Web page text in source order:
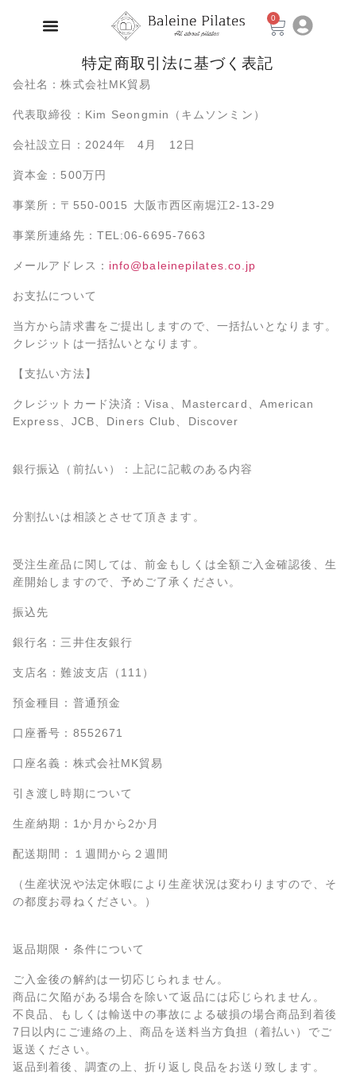
0
特定商取引法に基づく表記
会社名：株式会社MK貿易
代表取締役：Kim Seongmin（キムソンミン）
会社設立日：2024年 4月 12日
資本金：500万円
事業所：〒550-0015 大阪市西区南堀江2-13-29
事業所連絡先：TEL:06-6695-7663
メールアドレス： info@baleinepilates.co.jp
お支払について
当方から請求書をご提出しますので、一括払いとなります。
クレジットは一括払いとなります。
【支払い方法】
クレジットカード決済：Visa、Mastercard、American
Express、JCB、Diners Club、Discover
銀行振込（前払い）：上記に記載のある内容
分割払いは相談とさせて頂きます。
受注生産品に関しては、前金もしくは全額ご入金確認後、生
産開始しますので、予めご了承ください。
振込先
銀行名：三井住友銀行
支店名：難波支店（111）
預金種目：普通預金
口座番号：8552671
口座名義：株式会社MK貿易
引き渡し時期について
生産納期：1か月から2か月
配送期間：１週間から２週間
（生産状況や法定休暇により生産状況は変わりますので、そ
の都度お尋ねください。）
返品期限・条件について
ご入金後の解約は一切応じられません。
商品に欠陥がある場合を除いて返品には応じられません。
不良品、もしくは輸送中の事故による破損の場合商品到着後
7日以内にご連絡の上、商品を送料当方負担（着払い）でご
返送ください。
返品到着後、調査の上、折り返し良品をお送り致します。